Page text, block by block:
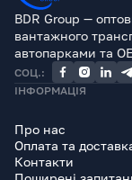
BDR Group —
вантажного
автопарками та
СОЦ.:
ІНФОРМАЦІЯ
Про нас
Оплата та
Контакти